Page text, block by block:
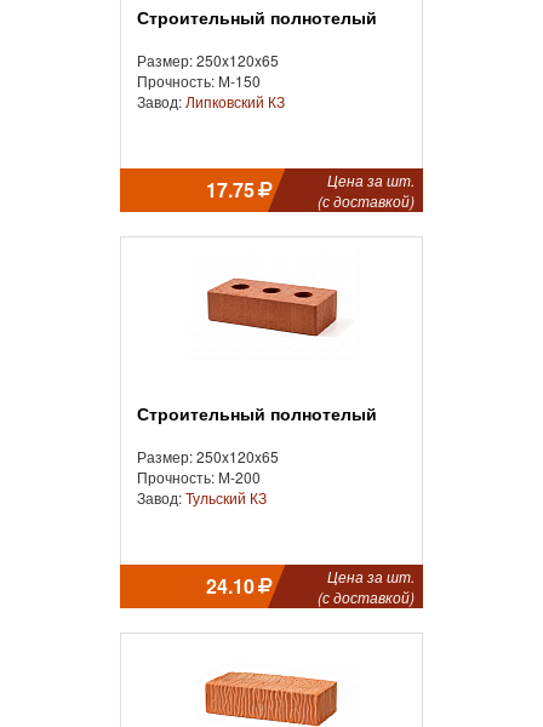
Строительный полнотелый
Размер: 250x120x65
Прочность: М-150
Завод:Липковский КЗ
17.75
Цена за шт.
(с доставкой)
Строительный полнотелый
Размер: 250x120x65
Прочность: М-200
Завод:Тульский КЗ
24.10
Цена за шт.
(с доставкой)